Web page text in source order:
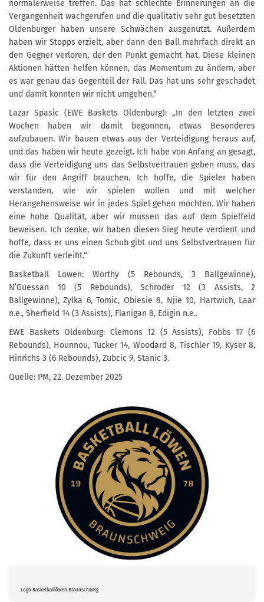
normalerweise treffen. Das hat schlechte Erinnerungen an die
Vergangenheit wachgerufen und die qualitativ sehr gut besetzten
Oldenburger haben unsere Schwächen ausgenutzt. Außerdem
haben wir Stopps erzielt, aber dann den Ball mehrfach direkt an
den Gegner verloren, der den Punkt gemacht hat. Diese kleinen
Aktionen hätten helfen können, das Momentum zu ändern, aber
es war genau das Gegenteil der Fall. Das hat uns sehr geschadet
und damit konnten wir nicht umgehen.“
Lazar Spasic (EWE Baskets Oldenburg): „In den letzten zwei
Wochen haben wir damit begonnen, etwas Besonderes
aufzubauen. Wir bauen etwas aus der Verteidigung heraus auf,
und das haben wir heute gezeigt. Ich habe von Anfang an gesagt,
dass die Verteidigung uns das Selbstvertrauen geben muss, das
wir für den Angriff brauchen. Ich hoffe, die Spieler haben
verstanden, wie wir spielen wollen und mit welcher
Herangehensweise wir in jedes Spiel gehen möchten. Wir haben
eine hohe Qualität, aber wir müssen das auf dem Spielfeld
beweisen. Ich denke, wir haben diesen Sieg heute verdient und
hoffe, dass er uns einen Schub gibt und uns Selbstvertrauen für
die Zukunft verleiht.“
Basketball Löwen: Worthy (5 Rebounds, 3 Ballgewinne),
N’Guessan 10 (5 Rebounds), Schröder 12 (3 Assists, 2
Ballgewinne), Zylka 6, Tomic, Obiesie 8, Njie 10, Hartwich, Laar
n.e., Sherfield 14 (3 Assists), Flanigan 8, Edigin n.e..
EWE Baskets Oldenburg: Clemons 12 (5 Assists), Fobbs 17 (6
Rebounds), Hounnou, Tucker 14, Woodard 8, Tischler 19, Kyser 8,
Hinrichs 3 (6 Rebounds), Zubcic 9, Stanic 3.
Quelle: PM, 22. Dezember 2025
Logo Basketballlöwen Braunschweig